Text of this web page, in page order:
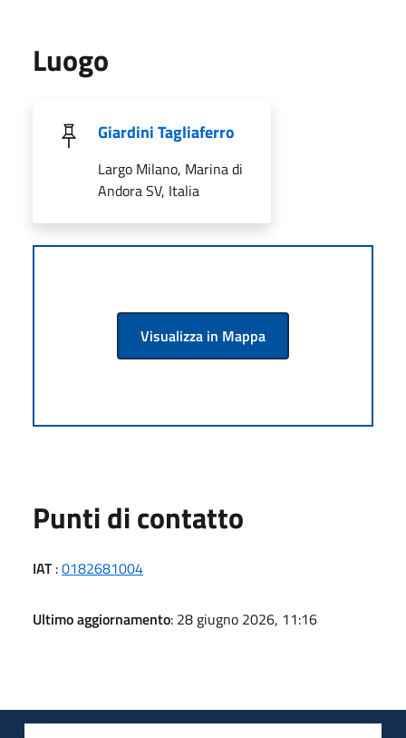
Luogo
Giardini Tagliaferro
Largo Milano, Marina di
Andora SV, Italia
Visualizza in Mappa
Punti di contatto
IAT:0182681004
Ultimo aggiornamento: 28 giugno 2026, 11:16